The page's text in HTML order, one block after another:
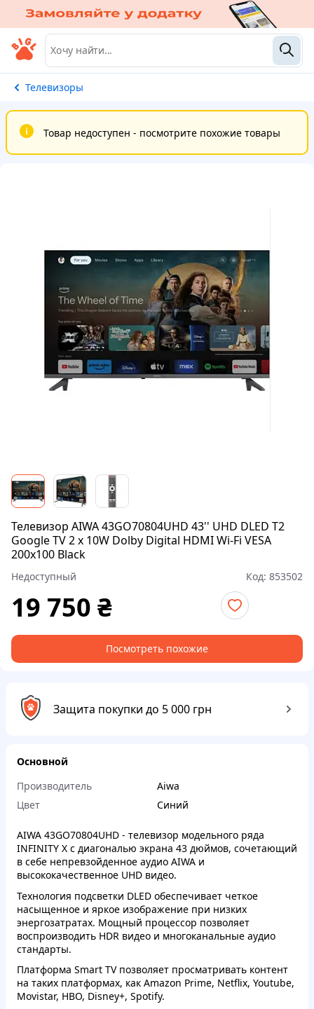
Телевизоры
Товар недоступен - посмотрите похожие товары
Телевизор AIWA 43GO70804UHD 43'' UHD DLED T2
Google TV 2 x 10W Dolby Digital HDMI Wi-Fi VESA
200x100 Black
Недоступный Код: 853502
19 750 ₴
Посмотреть похожие
Защита покупки до 5 000 грн
Основной
Производитель
Aiwa
Цвет
Синий
AIWA 43GO70804UHD - телевизор модельного ряда
INFINITY X с диагональю экрана 43 дюймов, сочетающий
в себе непревзойденное аудио AIWA и
высококачественное UHD видео.
Технология подсветки DLED обеспечивает четкое
насыщенное и яркое изображение при низких
энергозатратах. Мощный процессор позволяет
воспроизводить HDR видео и многоканальные аудио
стандарты.
Платформа Smart TV позволяет просматривать контент
на таких платформах, как Amazon Prime, Netflix, Youtube,
Movistar, HBO, Disney+, Spotify.